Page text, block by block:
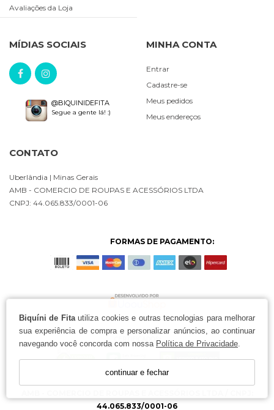
Biquíni de Fitautiliza cookies e outras tecnologias para melhorar
sua experiência de compra e personalizar anúncios, ao continuar
navegando você concorda com nossa Política de Privacidade
continuar e fechar
Avaliações da Loja
MÍDIAS SOCIAIS
@BIQUINIDEFITA
Segue a gente lá! :)
MINHA CONTA
Entrar
Cadastre-se
Meus pedidos
Meus endereços
CONTATO
Uberlândia | Minas Gerais
AMB - COMERCIO DE ROUPAS E ACESSÓRIOS LTDA
CNPJ: 44.065.833/0001-06
FORMAS DE PAGAMENTO:
44.065.833/0001-06